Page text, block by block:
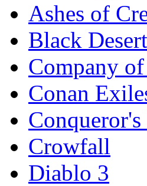
Ashes of
Black Desert
Company
Conan
Crowfall
Diablo 3